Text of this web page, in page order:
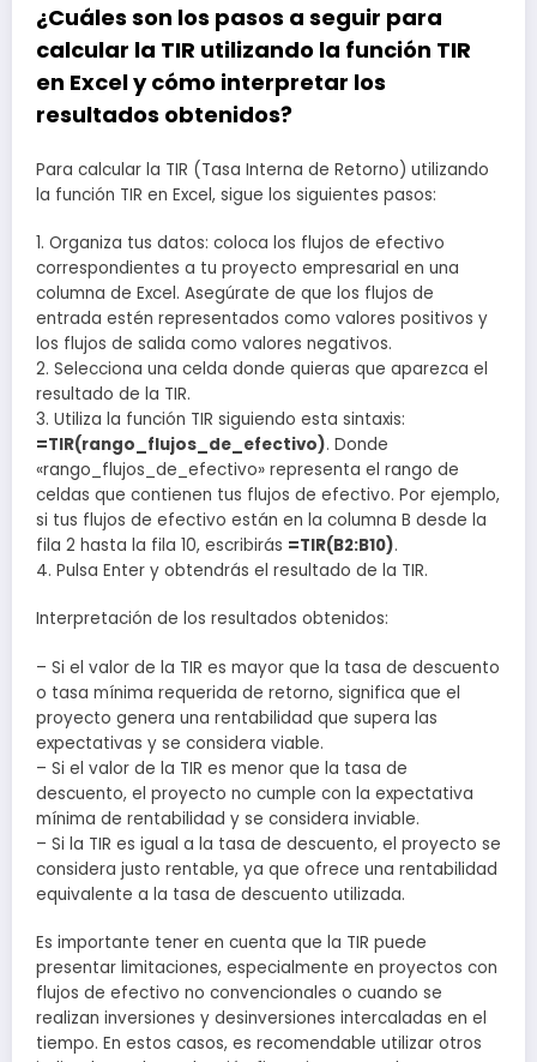
¿Cuáles son los pasos a seguir para
calcular la TIR utilizando la función TIR
en Excel y cómo interpretar los
resultados obtenidos?
Para calcular la TIR (Tasa Interna de Retorno) utilizando
la función TIR en Excel, sigue los siguientes pasos:
1. Organiza tus datos: coloca los flujos de efectivo
correspondientes a tu proyecto empresarial en una
columna de Excel. Asegúrate de que los flujos de
entrada estén representados como valores positivos y
los flujos de salida como valores negativos.
2. Selecciona una celda donde quieras que aparezca el
resultado de la TIR.
3. Utiliza la función TIR siguiendo esta sintaxis:
=TIR(rango_flujos_de_efectivo). Donde
«rango_flujos_de_efectivo» representa el rango de
celdas que contienen tus flujos de efectivo. Por ejemplo,
si tus flujos de efectivo están en la columna B desde la
fila 2 hasta la fila 10, escribirás =TIR(B2:B10).
4. Pulsa Enter y obtendrás el resultado de la TIR.
Interpretación de los resultados obtenidos:
– Si el valor de la TIR es mayor que la tasa de descuento
o tasa mínima requerida de retorno, significa que el
proyecto genera una rentabilidad que supera las
expectativas y se considera viable.
– Si el valor de la TIR es menor que la tasa de
descuento, el proyecto no cumple con la expectativa
mínima de rentabilidad y se considera inviable.
– Si la TIR es igual a la tasa de descuento, el proyecto se
considera justo rentable, ya que ofrece una rentabilidad
equivalente a la tasa de descuento utilizada.
Es importante tener en cuenta que la TIR puede
presentar limitaciones, especialmente en proyectos con
flujos de efectivo no convencionales o cuando se
realizan inversiones y desinversiones intercaladas en el
tiempo. En estos casos, es recomendable utilizar otros